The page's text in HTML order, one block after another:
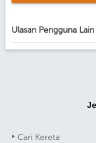
Ulasan Pengguna Lain
Cari Kereta